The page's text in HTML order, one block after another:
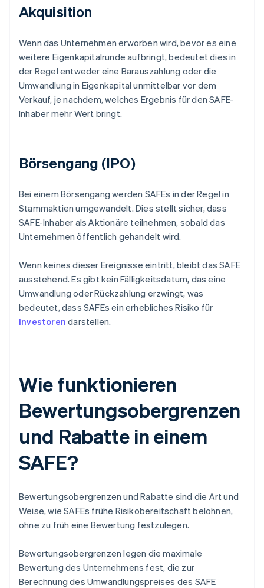
Akquisition
Wenn das Unternehmen erworben wird, bevor es eine
weitere Eigenkapitalrunde aufbringt, bedeutet dies in
der Regel entweder eine Barauszahlung oder die
Umwandlung in Eigenkapital unmittelbar vor dem
Verkauf, je nachdem, welches Ergebnis für den SAFE-
Inhaber mehr Wert bringt.
Börsengang (IPO)
Bei einem Börsengang werden SAFEs in der Regel in
Stammaktien umgewandelt. Dies stellt sicher, dass
SAFE-Inhaber als Aktionäre teilnehmen, sobald das
Unternehmen öffentlich gehandelt wird.
Wenn keines dieser Ereignisse eintritt, bleibt das SAFE
ausstehend. Es gibt kein Fälligkeitsdatum, das eine
Umwandlung oder Rückzahlung erzwingt, was
bedeutet, dass SAFEs ein erhebliches Risiko für
Investoren darstellen.
Wie funktionieren
Bewertungsobergrenzen
und Rabatte in einem
SAFE?
Bewertungsobergrenzen und Rabatte sind die Art und
Weise, wie SAFEs frühe Risikobereitschaft belohnen,
ohne zu früh eine Bewertung festzulegen.
Bewertungsobergrenzen legen die maximale
Bewertung des Unternehmens fest, die zur
Berechnung des Umwandlungspreises des SAFE